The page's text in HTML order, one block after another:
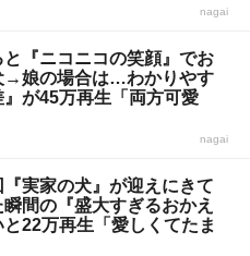
nagai
『ニコニコの笑顔』でお
→娘の場合は…わかりやす
が45万再生「両方可愛
nagai
実家の犬』が迎えにきて
間の『盛大すぎるおかえ
22万再生「愛しくてたま